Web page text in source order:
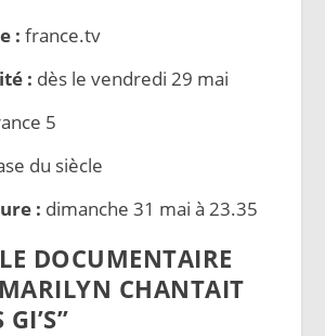
: france.tv
: dès le vendredi 29 mai
5
du siècle
: dimanche 31 mai à 23.35
DOCUMENTAIRE
CHANTAIT